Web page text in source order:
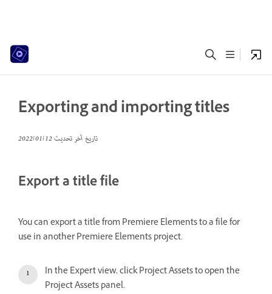
Exporting and importing titles
تاريخ آخر تحديث12‏/01‏/2022
Export a title file
You can export a title from Premiere Elements to a file for
use in another Premiere Elements project.
In the Expert view, click Project Assets to open the
Project Assets panel.